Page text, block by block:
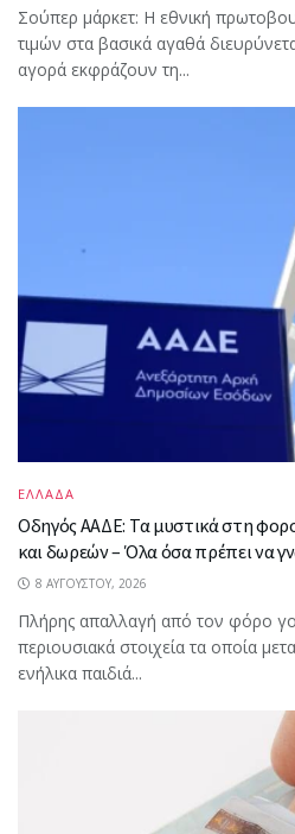
Σούπερ μάρκετ: Η εθνική
τιμών στα βασικά αγαθά
αγορά εκφράζουν τη...
ΕΛΛΑΔΑ
Οδηγός ΑΑΔΕ: Τα μυστικά στη
και δωρεών – Όλα όσα πρέπει να
8 ΑΥΓΟΎΣΤΟΥ, 2026
Πλήρης απαλλαγή από τον φόρο
περιουσιακά στοιχεία τα οποία
ενήλικα παιδιά...